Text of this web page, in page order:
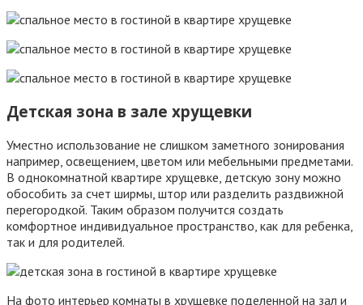
Детская зона в зале хрущевки
Уместно использование не слишком заметного зонирования
например, освещением, цветом или мебельными предметами.
В однокомнатной квартире хрущевке, детскую зону можно
обособить за счет ширмы, штор или разделить раздвижной
перегородкой. Таким образом получится создать
комфортное индивидуальное пространство, как для ребенка,
так и для родителей.
На фото интерьер комнаты в хрущевке поделенной на зал и